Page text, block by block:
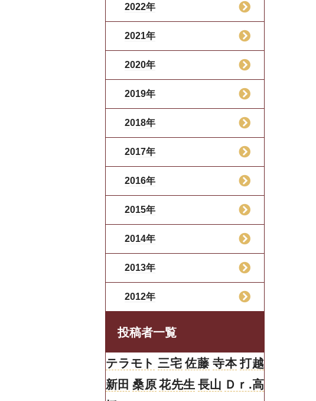
2022年
2021年
2020年
2019年
2018年
2017年
2016年
2015年
2014年
2013年
2012年
投稿者一覧
テラモト 三宅 佐藤 寺本 打越
新田 桑原花先生 長山 Ｄｒ.高